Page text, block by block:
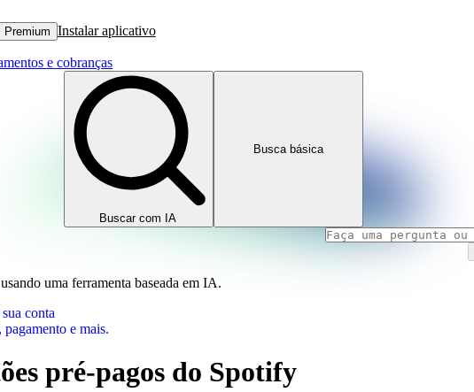
Premium Instalar aplicativo
e cobranças
Buscar com IA
Busca básica
uma ferramenta baseada em IA.
conta
pagamento e mais.
pré-pagos do Spotify